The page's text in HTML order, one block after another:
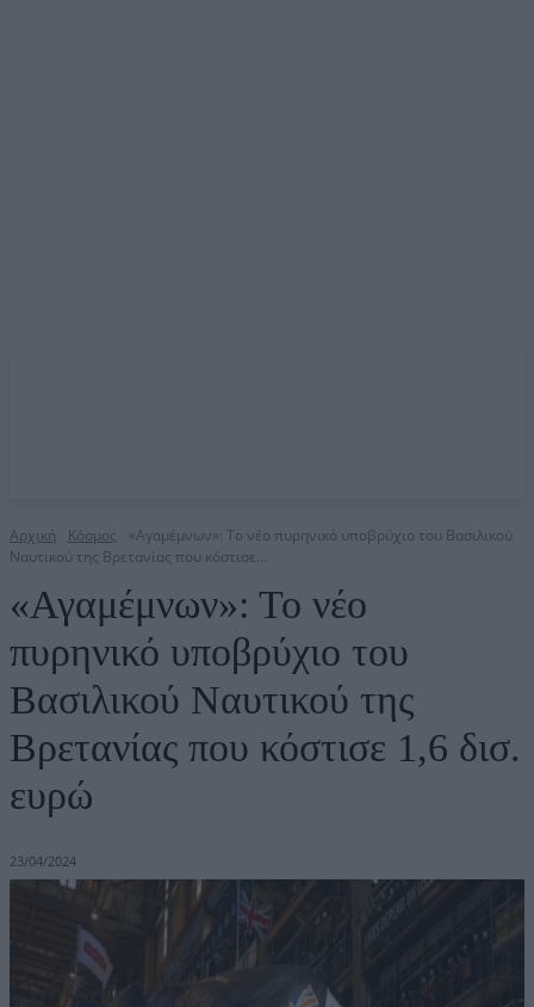
Αρχική Κόσμος
«Αγαμέμνων»: Το νέο πυρηνικό υποβρύχιο του Βασιλικού
Ναυτικού της Βρετανίας που κόστισε...
«Αγαμέμνων»: Το νέο
πυρηνικό υποβρύχιο του
Βασιλικού Ναυτικού της
Βρετανίας που κόστισε 1,6 δισ.
ευρώ
23/04/2024